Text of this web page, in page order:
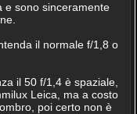
e sono sinceramente
il normale f/1,8 o
il 50 f/1,4 è spaziale,
Leica, ma a costo
poi certo non è